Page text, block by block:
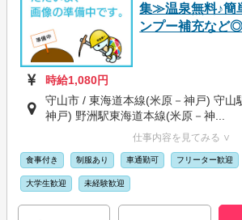
集≫温泉無料♪簡
ンプー補充など◎
時給1,080円
守山市 / 東海道本線(米原－神戸) 守山
神戸) 野洲駅東海道本線(米原－神...
仕事内容を見てみる ∨
食事付き 制服あり 車通勤可 フリーター歓迎
大学生歓迎 未経験歓迎